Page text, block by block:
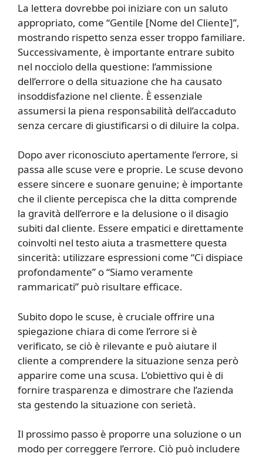
La lettera dovrebbe poi iniziare con un saluto
appropriato, come “Gentile [Nome del Cliente]”,
mostrando rispetto senza esser troppo familiare.
Successivamente, è importante entrare subito
nel nocciolo della questione: l’ammissione
dell’errore o della situazione che ha causato
insoddisfazione nel cliente. È essenziale
assumersi la piena responsabilità dell’accaduto
senza cercare di giustificarsi o di diluire la colpa.
Dopo aver riconosciuto apertamente l’errore, si
passa alle scuse vere e proprie. Le scuse devono
essere sincere e suonare genuine; è importante
che il cliente percepisca che la ditta comprende
la gravità dell’errore e la delusione o il disagio
subiti dal cliente. Essere empatici e direttamente
coinvolti nel testo aiuta a trasmettere questa
sincerità: utilizzare espressioni come “Ci dispiace
profondamente” o “Siamo veramente
rammaricati” può risultare efficace.
Subito dopo le scuse, è cruciale offrire una
spiegazione chiara di come l’errore si è
verificato, se ciò è rilevante e può aiutare il
cliente a comprendere la situazione senza però
apparire come una scusa. L’obiettivo qui è di
fornire trasparenza e dimostrare che l’azienda
sta gestendo la situazione con serietà.
Il prossimo passo è proporre una soluzione o un
modo per correggere l’errore. Ciò può includere